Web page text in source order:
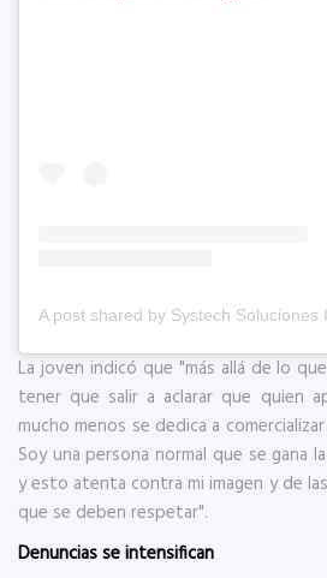
La joven indicó que "más allá de lo
tener que salir a aclarar que quien
mucho menos se dedica a
Soy una persona normal que se gana
y esto atenta contra mi imagen y de
que se deben respetar".
Denuncias se intensifican